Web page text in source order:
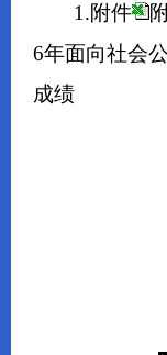
1.附件
6年面向社会
成绩